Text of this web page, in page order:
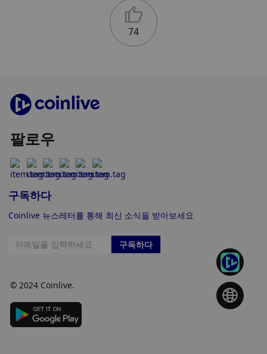
74
팔로우
구독하다
Coinlive 뉴스레터를 통해 최신 소식을 받아보세요
구독하다
© 2024 Coinlive.